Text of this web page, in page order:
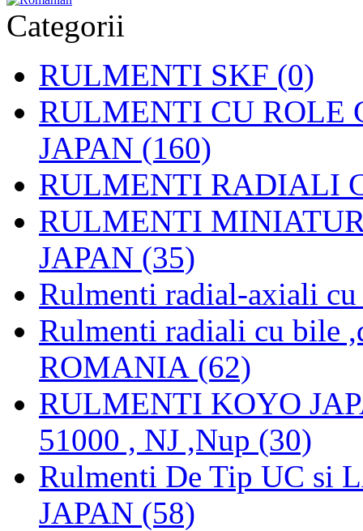
Categorii
RULMENTI SKF (0)
RULMENTI CU ROLE
JAPAN (160)
RULMENTI RADIALI
RULMENTI
JAPAN (35)
Rulmenti radial-axiali
Rulmenti radiali cu bile
ROMANIA (62)
RULMENTI KOYO
51000 , NJ ,Nup (30)
Rulmenti De Tip UC si
JAPAN (58)